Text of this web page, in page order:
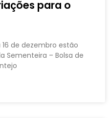
para o
de dezembro estão
Sementeira – Bolsa de